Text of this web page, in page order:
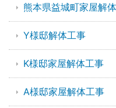
熊本県益城町家屋解
Y様邸解体工事
K様邸家屋解体工事
A様邸家屋解体工事